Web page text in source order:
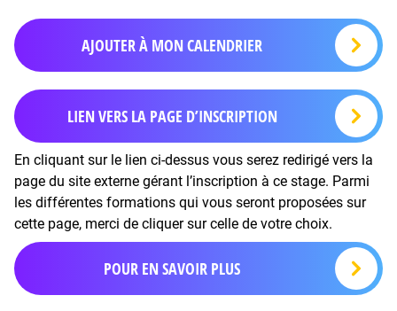
AJOUTER À MON CALENDRIER
LIEN VERS LA PAGE D’INSCRIPTION
En cliquant sur le lien ci-dessus vous serez redirigé vers la
page du site externe gérant l’inscription à ce stage. Parmi
les différentes formations qui vous seront proposées sur
cette page, merci de cliquer sur celle de votre choix.
POUR EN SAVOIR PLUS